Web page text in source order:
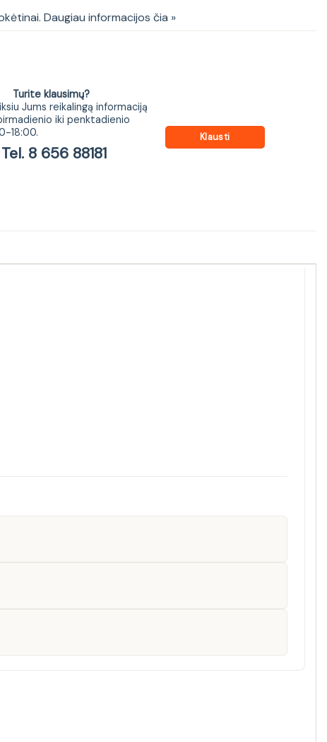
Daugiau informacijos čia »
klausimų?
Jums reikalingą informaciją
iki penktadienio
18:00.
8 656 88181
Klausti